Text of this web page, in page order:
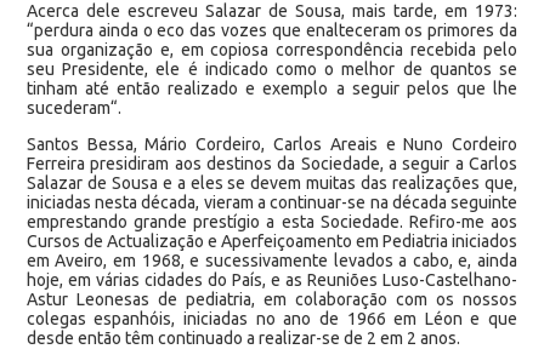
Acerca dele escreveu Salazar de Sousa, mais tarde, em 1973:
“perdura ainda o eco das vozes que enalteceram os primores da
sua organização e, em copiosa correspondência recebida pelo
seu Presidente, ele é indicado como o melhor de quantos se
tinham até então realizado e exemplo a seguir pelos que lhe
sucederam“.
Santos Bessa, Mário Cordeiro, Carlos Areais e Nuno Cordeiro
Ferreira presidiram aos destinos da Sociedade, a seguir a Carlos
Salazar de Sousa e a eles se devem muitas das realizações que,
iniciadas nesta década, vieram a continuar-se na década seguinte
emprestando grande prestígio a esta Sociedade. Refiro-me aos
Cursos de Actualização e Aperfeiçoamento em Pediatria iniciados
em Aveiro, em 1968, e sucessivamente levados a cabo, e, ainda
hoje, em várias cidades do País, e as Reuniões Luso-Castelhano-
Astur Leonesas de pediatria, em colaboração com os nossos
colegas espanhóis, iniciadas no ano de 1966 em Léon e que
desde então têm continuado a realizar-se de 2 em 2 anos.